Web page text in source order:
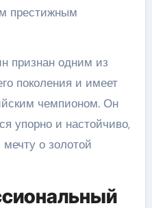
престижным
признан одним из
поколения и имеет
чемпионом. Он
упорно и настойчиво,
о золотой